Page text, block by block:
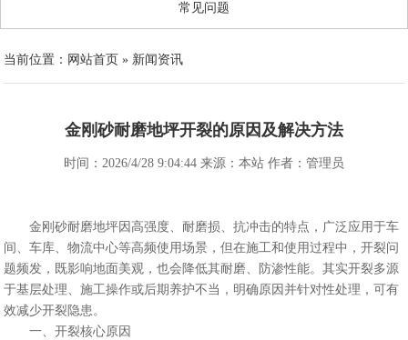
常见问题
当前位置： 网站首页 » 新闻资讯
金刚砂耐磨地坪开裂的原因及解决方法
时间：2026/4/28 9:04:44 来源：本站 作者：管理员
金刚砂耐磨地坪因高强度、耐磨损、抗冲击的特点，广泛应用于车
间、车库、物流中心等高频使用场景，但在施工和使用过程中，开裂问
题频发，既影响地面美观，也会降低其耐磨、防渗性能。其实开裂多源
于基层处理、施工操作或后期养护不当，明确原因并针对性处理，可有
效减少开裂隐患。
一、开裂核心原因